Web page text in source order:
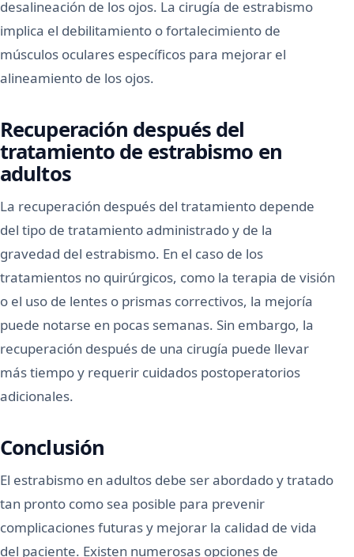
desalineación de los ojos. La cirugía de estrabismo
implica el debilitamiento o fortalecimiento de
músculos oculares específicos para mejorar el
alineamiento de los ojos.
Recuperación después del
tratamiento de estrabismo en
adultos
La recuperación después del tratamiento depende
del tipo de tratamiento administrado y de la
gravedad del estrabismo. En el caso de los
tratamientos no quirúrgicos, como la terapia de visión
o el uso de lentes o prismas correctivos, la mejoría
puede notarse en pocas semanas. Sin embargo, la
recuperación después de una cirugía puede llevar
más tiempo y requerir cuidados postoperatorios
adicionales.
Conclusión
El estrabismo en adultos debe ser abordado y tratado
tan pronto como sea posible para prevenir
complicaciones futuras y mejorar la calidad de vida
del paciente. Existen numerosas opciones de